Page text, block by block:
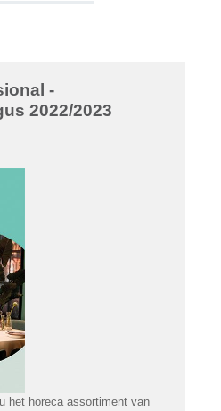
-
2022/2023
het horeca assortiment van